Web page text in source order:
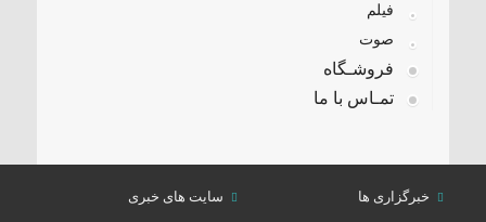
فیلم
صوت
فروشـگاه
تمـاس با ما
خبرگزاری ها سایت های خبری